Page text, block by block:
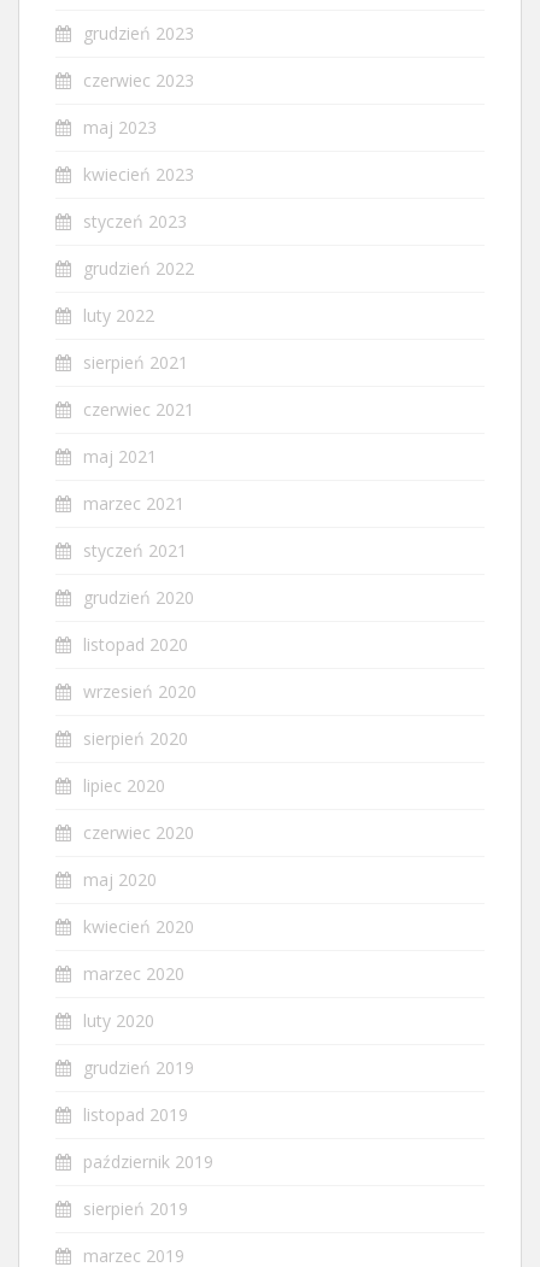
grudzień 2023
czerwiec 2023
maj 2023
kwiecień 2023
styczeń 2023
grudzień 2022
luty 2022
sierpień 2021
czerwiec 2021
maj 2021
marzec 2021
styczeń 2021
grudzień 2020
listopad 2020
wrzesień 2020
sierpień 2020
lipiec 2020
czerwiec 2020
maj 2020
kwiecień 2020
marzec 2020
luty 2020
grudzień 2019
listopad 2019
październik 2019
sierpień 2019
marzec 2019